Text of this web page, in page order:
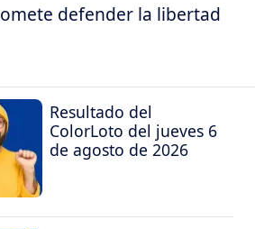
defender la libertad
Resultado del
ColorLoto del jueves 6
de agosto de 2026